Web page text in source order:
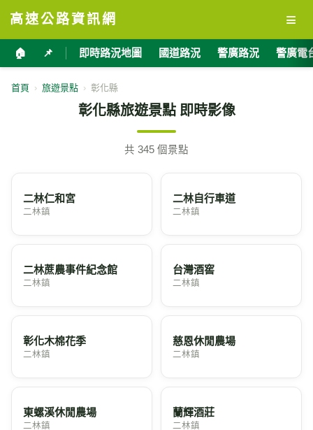
高速公路資訊網 ≡
🏠 📌 即時路況地圖 國道路況 警廣路況 警廣電
首頁 › 旅遊景點 › 彰化縣
彰化縣旅遊景點 即時影像
共 345 個景點
二林仁和宮
二林鎮
二林自行車道
二林鎮
二林蔗農事件紀念館
二林鎮
台灣酒窖
二林鎮
彰化木棉花季
二林鎮
慈恩休閒農場
二林鎮
東螺溪休閒農場
二林鎮
蘭輝酒莊
二林鎮